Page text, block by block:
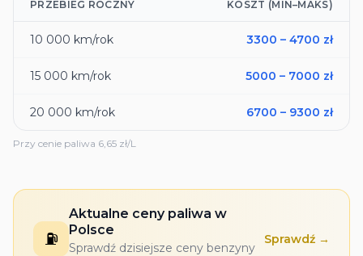
PRZEBIEG ROCZNY KOSZT (MIN–MAKS)
10 000 km/rok 3300 – 4700 zł
15 000 km/rok 5000 – 7000 zł
20 000 km/rok 6700 – 9300 zł
Przy cenie paliwa 6,65 zł/L
⛽
Aktualne ceny paliwa w
Polsce
Sprawdź dzisiejsze ceny benzyny
Sprawdź →